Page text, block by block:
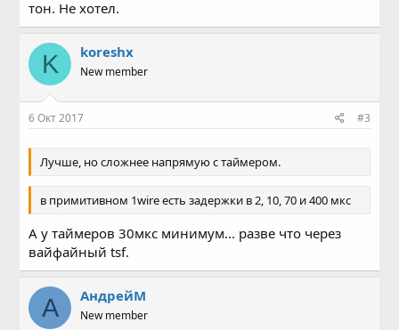
тон. Не хотел.
K koreshx
New member
6 Окт 2017 #3
Лучше, но сложнее напрямую с таймером.
в примитивном 1wire есть задержки в 2, 10, 70 и 400 мкс
А у таймеров 30мкс минимум... разве что через
вайфайный tsf.
А АндрейМ
New member